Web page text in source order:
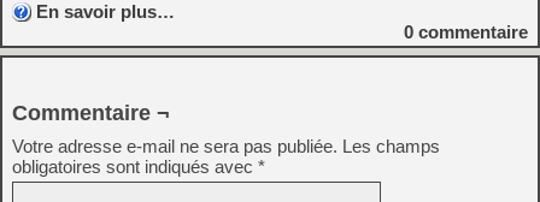
En savoir plus…
0 commentaire
Commentaire ¬
Votre adresse e-mail ne sera pas publiée. Les champs
obligatoires sont indiqués avec *